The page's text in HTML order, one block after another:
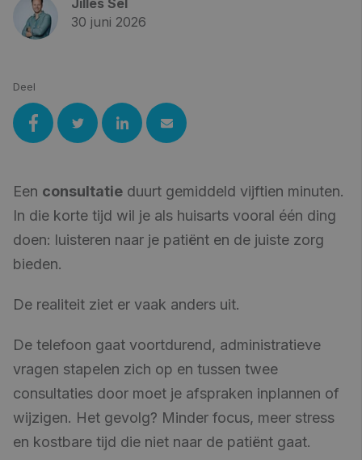
Jilles Sel
30 juni 2026
Deel
Een consultatie duurt gemiddeld vijftien minuten.
In die korte tijd wil je als huisarts vooral één ding
doen: luisteren naar je patiënt en de juiste zorg
bieden.
De realiteit ziet er vaak anders uit.
De telefoon gaat voortdurend, administratieve
vragen stapelen zich op en tussen twee
consultaties door moet je afspraken inplannen of
wijzigen. Het gevolg? Minder focus, meer stress
en kostbare tijd die niet naar de patiënt gaat.